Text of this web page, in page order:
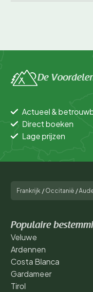
De
Actueel &
Direct boeken
Lage prijzen
Frankrijk / Occitanië /
Populaire
Veluwe
Ardennen
Costa Blanca
Gardameer
Tirol